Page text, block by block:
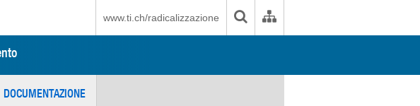
www.ti.ch/radicalizzazione
DOCUMENTAZIONE